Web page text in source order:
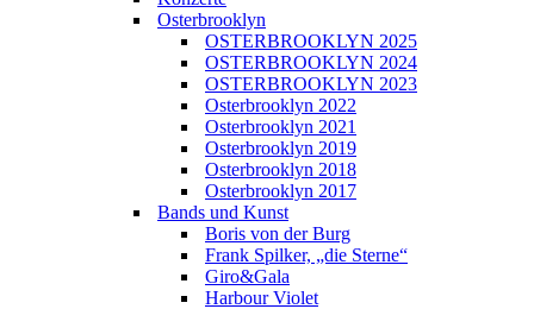
Osterbrooklyn
OSTERBROOKLYN 2025
OSTERBROOKLYN 2024
OSTERBROOKLYN 2023
Osterbrooklyn 2022
Osterbrooklyn 2021
Osterbrooklyn 2019
Osterbrooklyn 2018
Osterbrooklyn 2017
Bands und Kunst
Boris von der Burg
Frank Spilker, „die Sterne“
Giro&Gala
Harbour Violet